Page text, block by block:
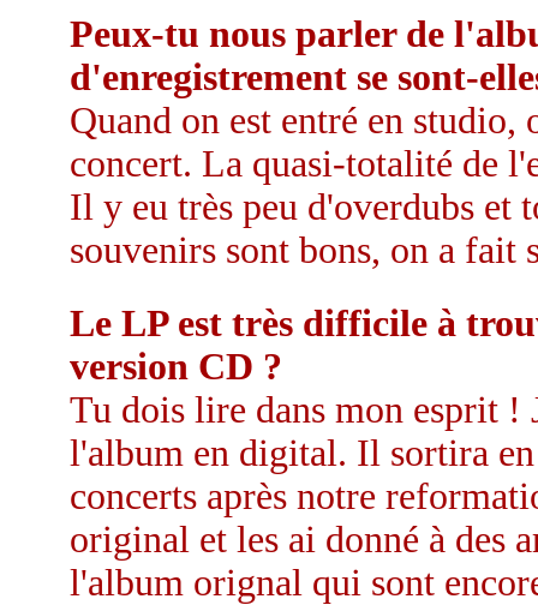
Peux-tu nous parler de
d'enregistrement se sont-
Quand on est entré en
concert. La quasi-totalité de
Il y eu très peu d'overdubs et
souvenirs sont bons, on a fait
Le LP est très difficile à
version CD ?
Tu dois lire dans mon esprit !
l'album en digital. Il sortira
concerts après notre
original et les ai donné à des
l'album orignal qui sont